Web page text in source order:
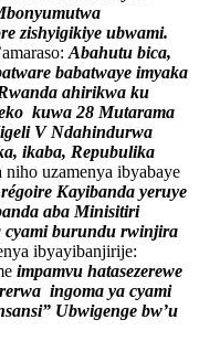
zishyigikiye ubwami.
Abahutu bica,
babatwaye imyaka
ahirikwa ku
kuwa 28 Mutarama
V Ndahindurwa
ikaba, Repubulika
niho uzamenya ibyabaye
Kayibanda yeruye
aba Minisitiri
cyami burundu rwinjira
ibyayibanjirije:
impamvu hatasezerewe
ingoma ya cyami
Ubwigenge bw’u